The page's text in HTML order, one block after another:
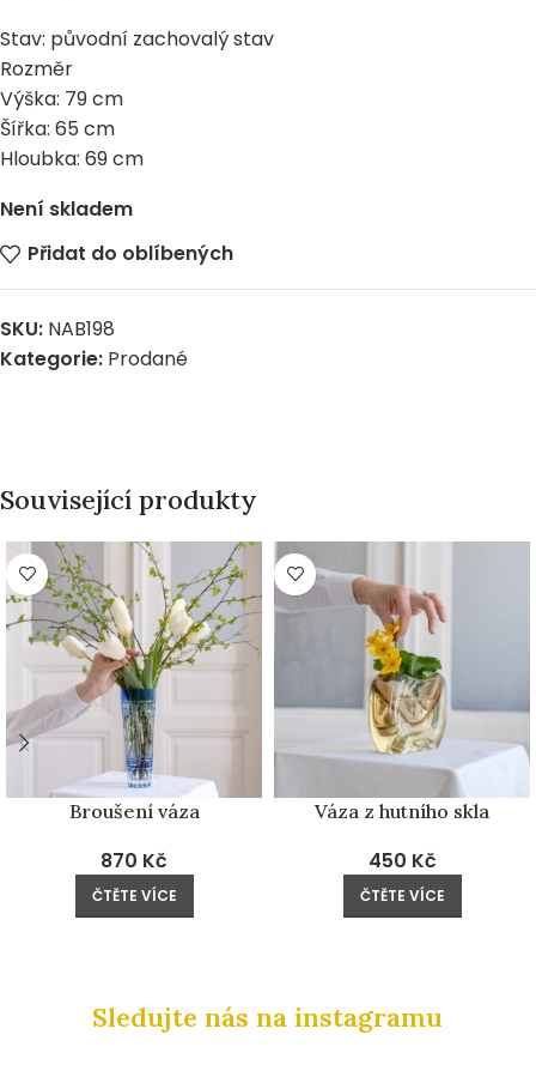
Stav: původní zachovalý stav
Rozměr
Výška: 79 cm
Šířka: 65 cm
Hloubka: 69 cm
Není skladem
Přidat do oblíbených
SKU: NAB198
Kategorie: Prodané
Související produkty
PRODÁNO
Broušení váza
870 Kč
ČTĚTE VÍCE
PRODÁNO
Váza z hutního skla
450 Kč
ČTĚTE VÍCE
Sledujte nás na instagramu